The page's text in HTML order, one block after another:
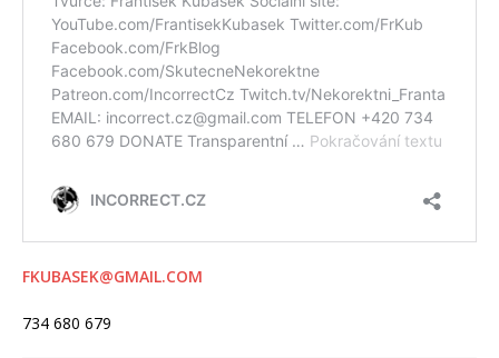
FKUBASEK@GMAIL.COM
734 680 679